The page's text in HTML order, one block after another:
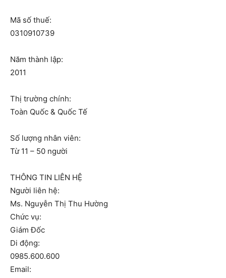
Mã số thuế:
0310910739
Năm thành lập:
2011
Thị trường chính:
Toàn Quốc & Quốc Tế
Số lượng nhân viên:
Từ 11 – 50 người
THÔNG TIN LIÊN HỆ
Người liên hệ:
Ms. Nguyễn Thị Thu Hường
Chức vụ:
Giám Đốc
Di động:
0985.600.600
Email: